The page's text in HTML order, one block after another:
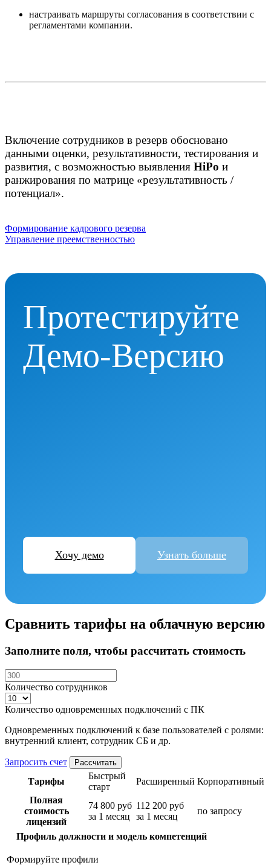
настраивать маршруты согласования в соответствии с
регламентами компании.
Включение сотрудников в резерв обосновано
данными оценки, результативности, тестирования и
развития, с возможностью выявления HiPo и
ранжирования по матрице «результативность /
потенциал».
Формирование кадрового резерва
Управление преемственностью
Протестируйте
Демо-Версию
Хочу демо Узнать больше
Сравнить тарифы на облачную версию
Заполните поля, чтобы рассчитать стоимость
Количество сотрудников
Количество одновременных подключений с ПК
Одновременных подключений к базе пользователей с ролями:
внутренний клиент, сотрудник СБ и др.
Запросить счет Рассчитать
Тарифы
Быстрый
старт
Расширенный Корпоративный
Полная
стоимость
лицензий
74 800 руб
за 1 месяц
112 200 руб
за 1 месяц
по запросу
Профиль должности и модель компетенций
Формируйте профили